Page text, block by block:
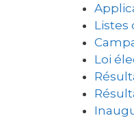
Listes
Loi